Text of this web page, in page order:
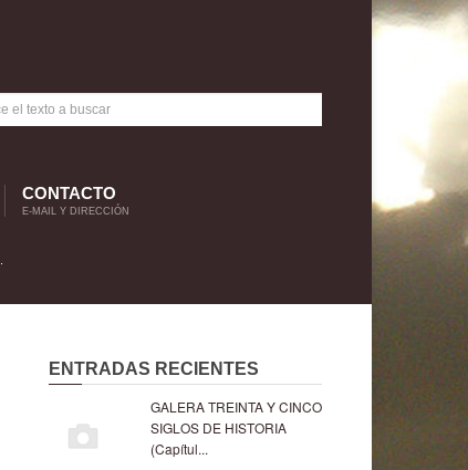
CONTACTO
E-MAIL Y DIRECCIÓN
ENTRADAS RECIENTES
GALERA TREINTA Y CINCO
SIGLOS DE HISTORIA
(Capítul...